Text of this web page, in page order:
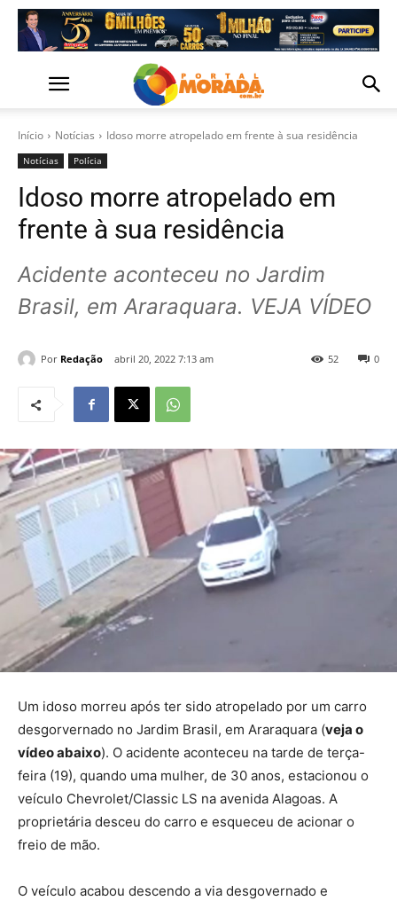
Início Notícias Idoso morre atropelado em frente à sua residência
Notícias Polícia
Idoso morre atropelado em
frente à sua residência
Acidente aconteceu no Jardim
Brasil, em Araraquara. VEJA VÍDEO
Por Redação abril 20, 2022 7:13 am 0
52
Um idoso morreu após ter sido atropelado por um carro
desgorvernado no Jardim Brasil, em Araraquara (veja o
vídeo abaixo). O acidente aconteceu na tarde de terça-
feira (19), quando uma mulher, de 30 anos, estacionou o
veículo Chevrolet/Classic LS na avenida Alagoas. A
proprietária desceu do carro e esqueceu de acionar o
freio de mão.
O veículo acabou descendo a via desgovernado e